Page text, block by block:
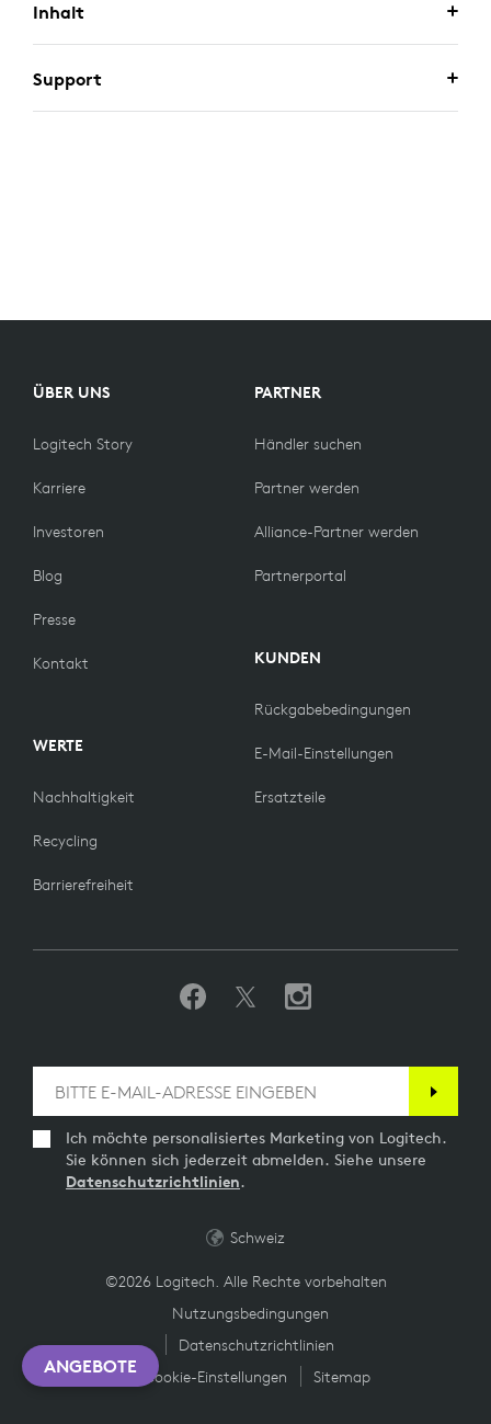
Inhalt
Support
ÜBER UNS
Logitech Story
Karriere
Investoren
Blog
Presse
Kontakt
WERTE
Nachhaltigkeit
Recycling
Barrierefreiheit
PARTNER
Händler suchen
Partner werden
Alliance-Partner werden
Partnerportal
KUNDEN
Rückgabebedingungen
E-Mail-Einstellungen
Ersatzteile
Ich möchte personalisiertes Marketing von Logitech.
Sie können sich jederzeit abmelden. Siehe unsere
Datenschutzrichtlinien.
©2026 Logitech. Alle Rechte vorbehalten
Nutzungsbedingungen
Datenschutzrichtlinien
Cookie-Einstellungen
Sitemap
Schweiz
ANGEBOTE